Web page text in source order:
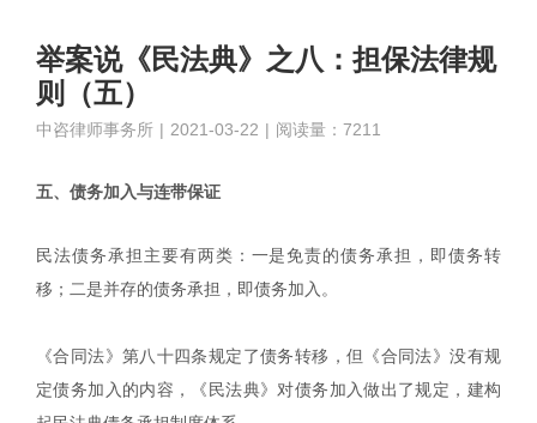
举案说《民法典》之八：担保法律规
则（五）
中咨律师事务所 | 2021-03-22 | 阅读量：7211
五、债务加入与连带保证
民法债务承担主要有两类：一是免责的债务承担，即债务转
移；二是并存的债务承担，即债务加入。
《合同法》第八十四条规定了债务转移，但《合同法》没有规
定债务加入的内容，《民法典》对债务加入做出了规定，建构